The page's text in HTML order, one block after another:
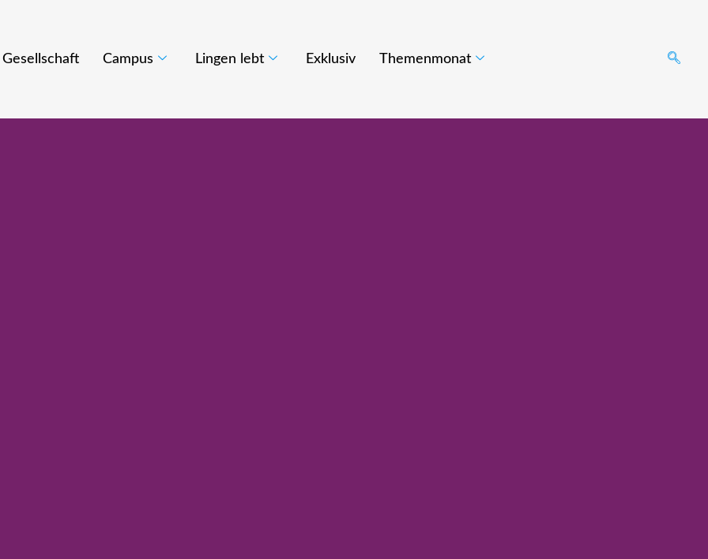
Gesellschaft Campus Lingen lebt Exklusiv Themenmonat